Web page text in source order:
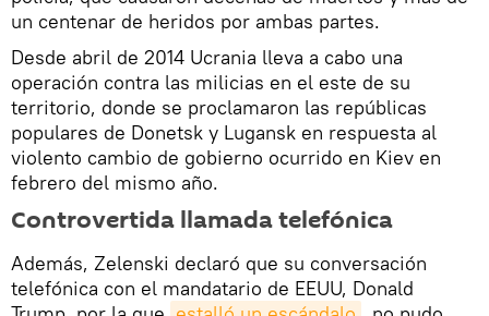
un centenar de heridos por ambas partes.
Desde abril de 2014 Ucrania lleva a cabo una
operación contra las milicias en el este de su
territorio, donde se proclamaron las repúblicas
populares de Donetsk y Lugansk en respuesta al
violento cambio de gobierno ocurrido en Kiev en
febrero del mismo año.
Controvertida llamada telefónica
Además, Zelenski declaró que su conversación
telefónica con el mandatario de EEUU, Donald